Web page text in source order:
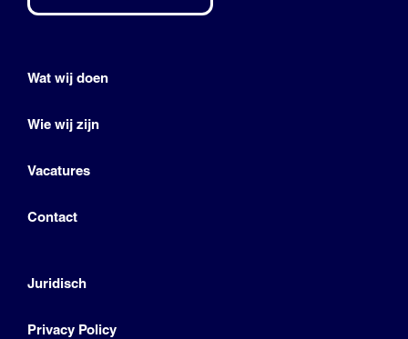
Wat wij doen
Wie wij zijn
Vacatures
Contact
Juridisch
Privacy Policy